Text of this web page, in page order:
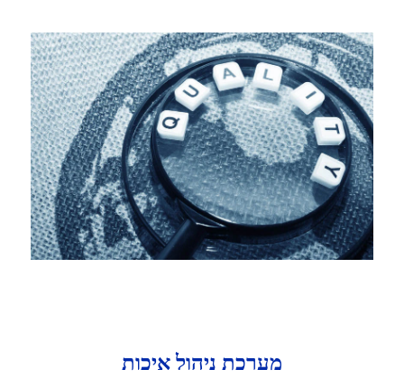
מערכת ניהול איכות